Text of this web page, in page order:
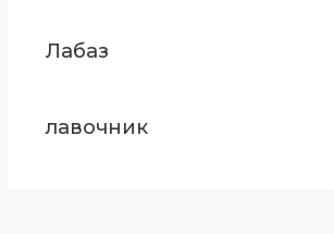
Лабаз
лавочник